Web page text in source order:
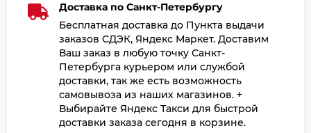
Доставка по Санкт-Петербургу
Бесплатная доставка до Пункта выдачи
заказов СДЭК, Яндекс Маркет. Доставим
Ваш заказ в любую точку Санкт-
Петербурга курьером или службой
доставки, так же есть возможность
самовывоза из наших магазинов. +
Выбирайте Яндекс Такси для быстрой
доставки заказа сегодня в корзине.